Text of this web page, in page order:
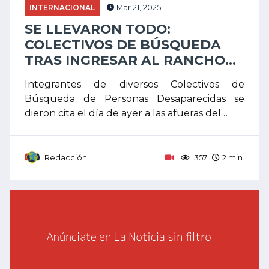
INTERNACIONAL Mar 21, 2025
SE LLEVARON TODO:
COLECTIVOS DE BÚSQUEDA
TRAS INGRESAR AL RANCHO...
Integrantes de diversos Colectivos de
Búsqueda de Personas Desaparecidas se
dieron cita el día de ayer a las afueras del…
Redacción 357 2 min.